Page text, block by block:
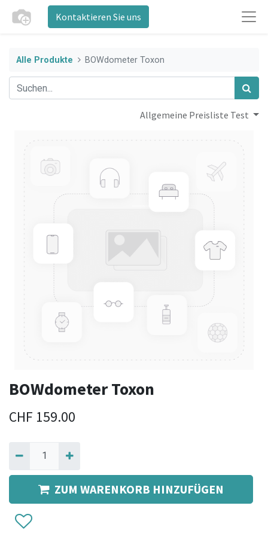
Kontaktieren Sie uns
Alle Produkte BOWdometer Toxon
Allgemeine Preisliste Test
BOWdometer Toxon
CHF 159.00
ZUM WARENKORB HINZUFÜGEN